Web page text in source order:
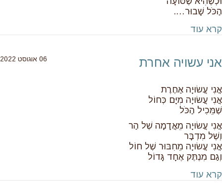
הַכֹּל שָׁבוּר….
קרא עוד
אני עשויה אחרת 06 אוגוסט 2022
אֲנִי עֲשׂוּיָה אַחֶרֶת
אֲנִי עֲשׂוּיָה מִיָּם כְּחוֹל
שֶׁמֵּכִיל הַכֹּל
אֲנִי עֲשׂוּיָה מֵאֲדָמָה שֶׁל הַר
וְשֶׁל מִדְבָּר
אֲנִי עֲשׂוּיָה מֵחִבּוּר שֶׁל חוֹל
וְגַם מִנֶתֶּק אֶחָד גָּדוֹל
קרא עוד